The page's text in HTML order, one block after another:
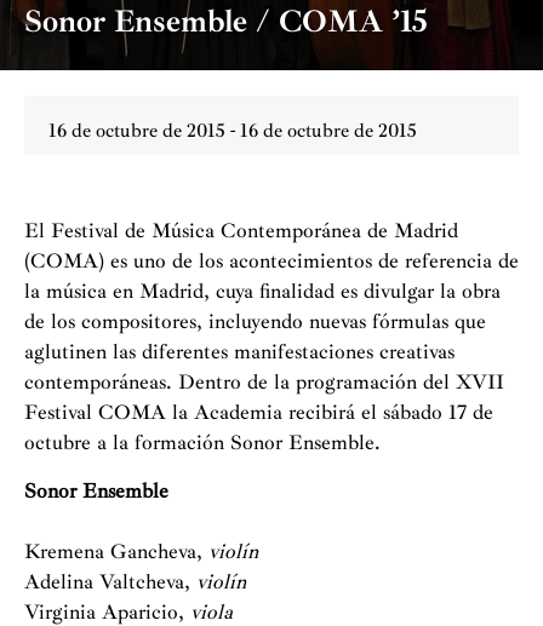
Sonor Ensemble / COMA ’15
16 de octubre de 2015 - 16 de octubre de 2015
El Festival de Música Contemporánea de Madrid
(COMA) es uno de los acontecimientos de referencia de
la música en Madrid, cuya finalidad es divulgar la obra
de los compositores, incluyendo nuevas fórmulas que
aglutinen las diferentes manifestaciones creativas
contemporáneas. Dentro de la programación del XVII
Festival COMA la Academia recibirá el sábado 17 de
octubre a la formación Sonor Ensemble.
Sonor Ensemble
Kremena Gancheva, violín
Adelina Valtcheva, violín
Virginia Aparicio, viola